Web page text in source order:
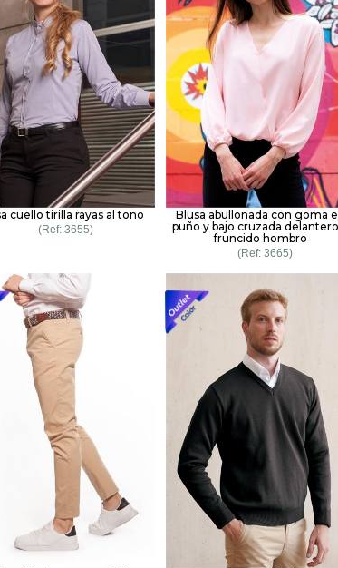
cuello tirilla rayas al tono
3655
Blusa abullonada con goma
puño y bajo cruzada
fruncido hombro
3665